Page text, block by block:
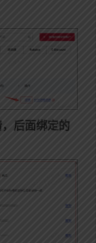
后面绑定的